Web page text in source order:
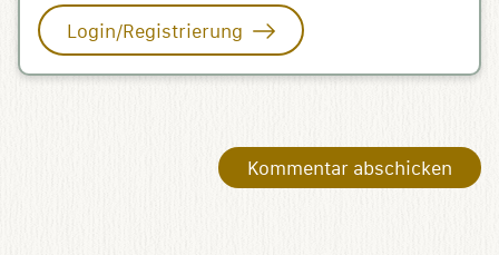
Login/Registrierung